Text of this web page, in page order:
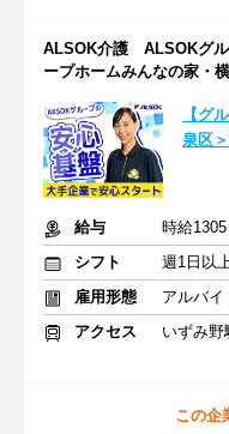
ALSOK介護 ALSOKグ
ープホームみんなの家・横
【グ
泉区
給与
時給
シフト
週1日以
雇用形態
アルバイ
アクセス
いずみ野
この企